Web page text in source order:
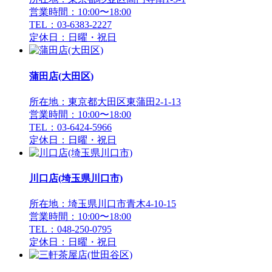
営業時間：10:00〜18:00
TEL：03-6383-2227
定休日：日曜・祝日
蒲田店(大田区)
所在地：東京都大田区東蒲田2-1-13
営業時間：10:00〜18:00
TEL：03-6424-5966
定休日：日曜・祝日
川口店(埼玉県川口市)
所在地：埼玉県川口市青木4-10-15
営業時間：10:00〜18:00
TEL：048-250-0795
定休日：日曜・祝日